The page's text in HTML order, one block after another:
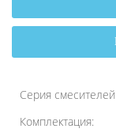
Серия
Комплектация: